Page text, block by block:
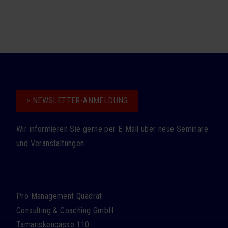
Downloads
KONTAKT> NEWSLETTER-ANMELDUNG
Wir informieren Sie gerne per E-Mail über neue Seminare
und Veranstaltungen.
Pro Management Quadrat
Consulting & Coaching GmbH
Tamariskengasse 110